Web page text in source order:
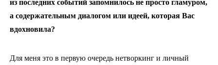
из последних событий запомнилось не просто гламуром,
а содержательным диалогом или идеей, которая Вас
вдохновила?
Для меня это в первую очередь нетворкинг и личный